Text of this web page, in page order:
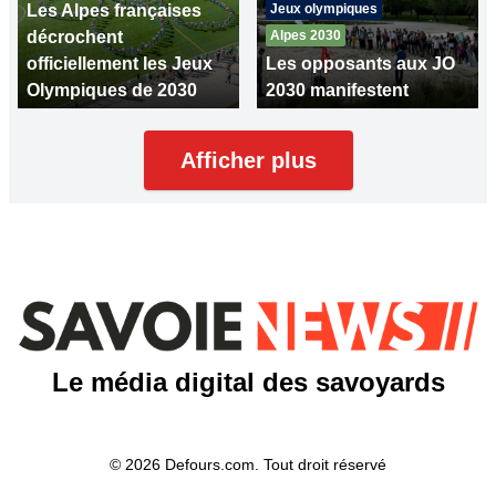
Les Alpes françaises
décrochent
officiellement les Jeux
Olympiques de 2030
Jeux olympiques
Alpes 2030
Les opposants aux JO
2030 manifestent
Afficher plus
Le média digital des savoyards
© 2026 Defours.com. Tout droit réservé